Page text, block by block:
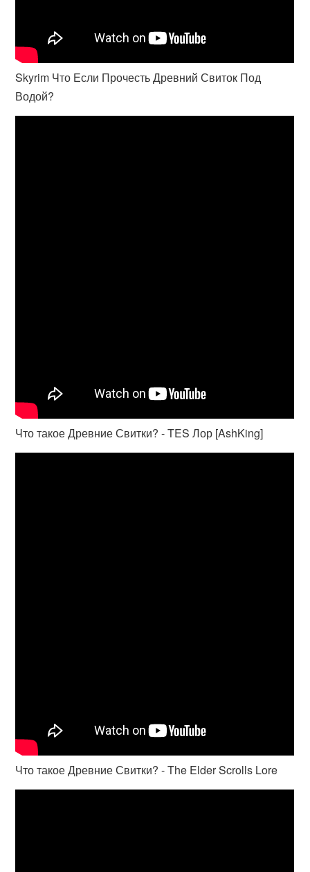
Skyrim Что Если Прочесть Древний Свиток Под
Водой?
Что такое Древние Свитки? - TES Лор [AshKing]
Что такое Древние Свитки? - The Elder Scrolls Lore